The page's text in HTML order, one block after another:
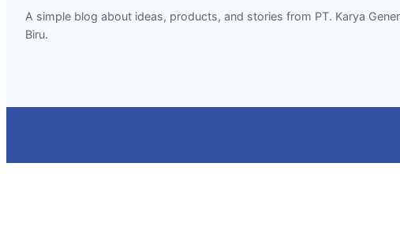
A simple blog about ideas, products, and stories from PT. Karya
Biru.